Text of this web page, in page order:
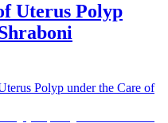
Uterus Polyp
Polyp under the Care of